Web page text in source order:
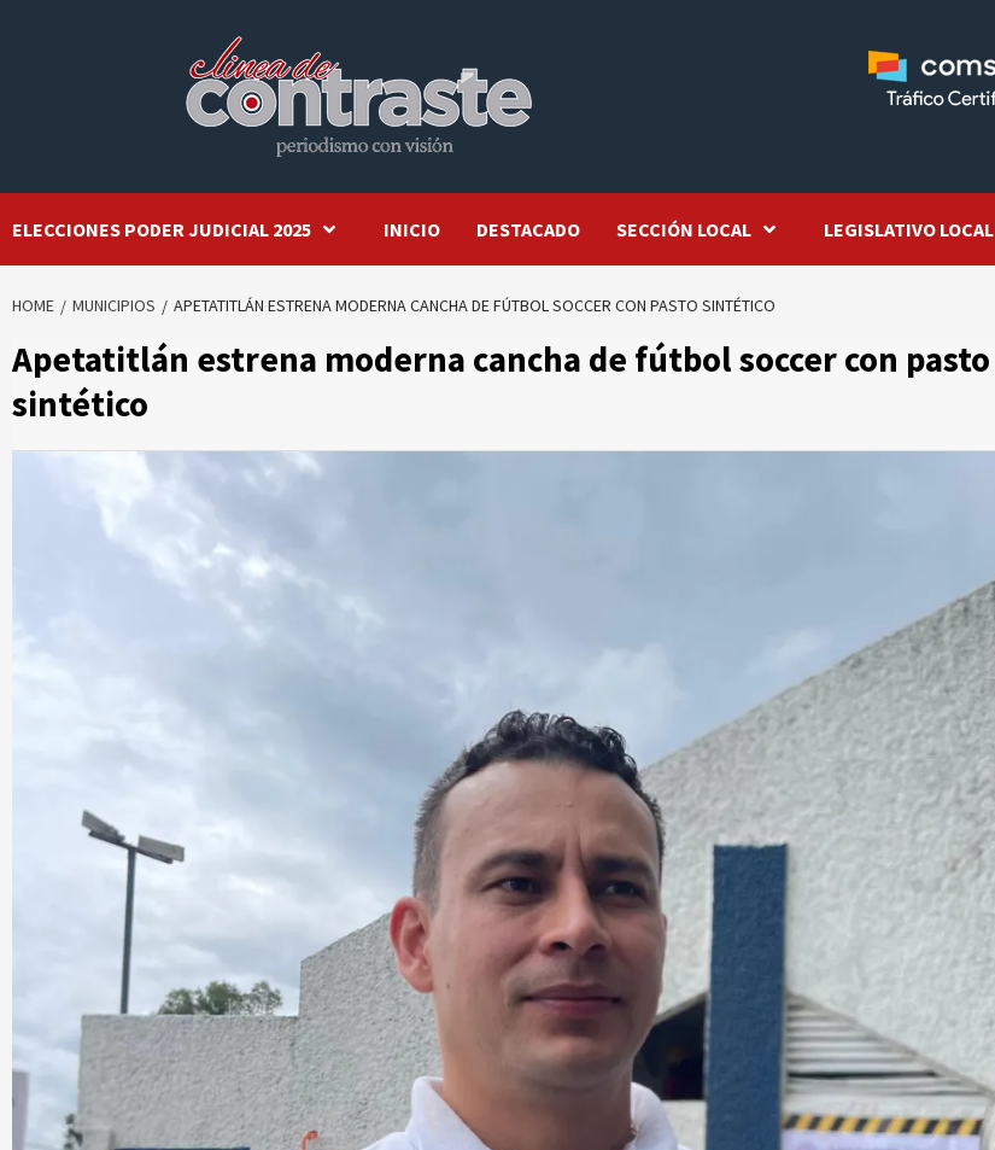
ELECCIONES PODER JUDICIAL 2025 INICIO DESTACADO SECCIÓN LOCAL LEGISLATIVO LOCAL
HOME MUNICIPIOS APETATITLÁN ESTRENA MODERNA CANCHA DE FÚTBOL SOCCER CON PASTO SINTÉTICO
Apetatitlán estrena moderna cancha de fútbol soccer con pasto
sintético